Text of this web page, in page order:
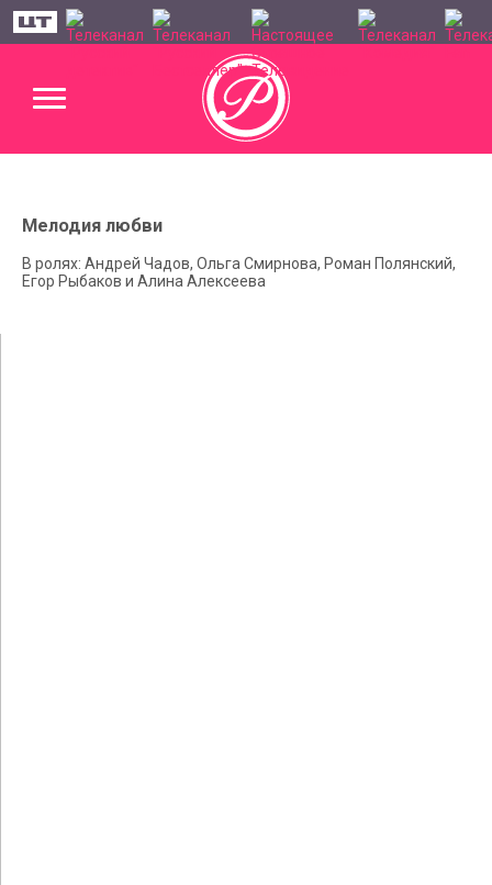
Мелодия любви
В ролях: Андрей Чадов, Ольга Смирнова, Роман Полянский,
Егор Рыбаков и Алина Алексеева